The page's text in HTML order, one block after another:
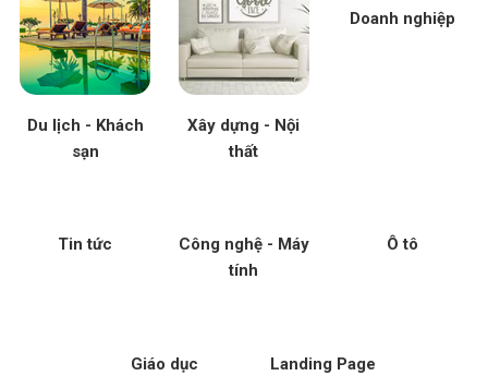
Du lịch - Khách
sạn
Xây dựng - Nội
thất
Doanh nghiệp
Tin tức
Công nghệ - Máy
tính
Ô tô
Giáo dục Landing Page